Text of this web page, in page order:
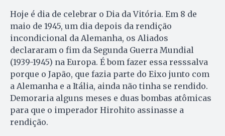
Hoje é dia de celebrar o Dia da Vitória. Em 8 de
maio de 1945, um dia depois da rendição
incondicional da Alemanha, os Aliados
declararam o fim da Segunda Guerra Mundial
(1939-1945) na Europa. É bom fazer essa resssalva
porque o Japão, que fazia parte do Eixo junto com
a Alemanha e a Itália, ainda não tinha se rendido.
Demoraria alguns meses e duas bombas atômicas
para que o imperador Hirohito assinasse a
rendição.